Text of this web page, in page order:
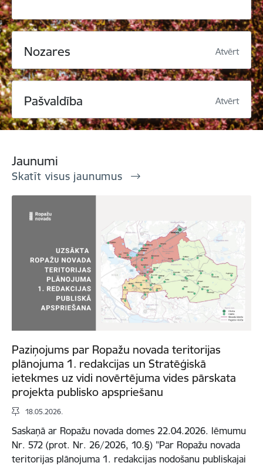
Nozares Atvērt
Pašvaldība Atvērt
Jaunumi
Skatīt visus jaunumus
Paziņojums par Ropažu novada teritorijas
plānojuma 1. redakcijas un Stratēģiskā
ietekmes uz vidi novērtējuma vides pārskata
projekta publisko apspriešanu
18.05.2026.
Saskaņā ar Ropažu novada domes 22.04.2026. lēmumu
Nr. 572 (prot. Nr. 26/2026, 10.§) "Par Ropažu novada
teritorijas plānojuma 1. redakcijas nodošanu publiskajai